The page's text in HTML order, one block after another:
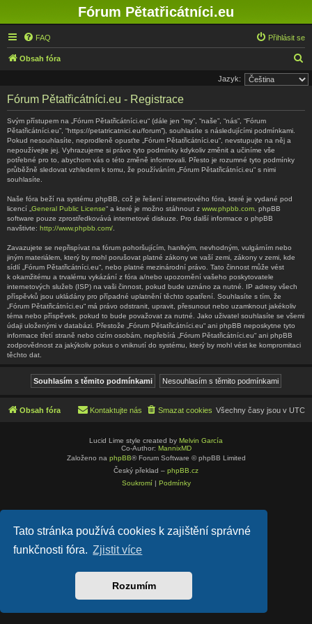
Tato stránka používá cookies k zajištění správné
funkčnosti fóra. Zjistit více
Rozumím
Fórum Pětatřicátníci.eu
FAQ Přihlásit se
Obsah fóra
l
Jazyk:
Fórum Pětatřicátníci.eu - Registrace
Svým přístupem na „Fórum Pětatřicátníci.eu“ (dále jen “my”, “naše”, “nás”, “Fórum
Pětatřicátníci.eu”, “https://petatricatnici.eu/forum”), souhlasíte s následujícími podmínkami.
Pokud nesouhlasíte, neprodleně opusťte „Fórum Pětatřicátníci.eu“, nevstupujte na něj a
nepoužívejte jej. Vyhrazujeme si právo tyto podmínky kdykoliv změnit a učiníme vše
potřebné pro to, abychom vás o této změně informovali. Přesto je rozumné tyto podmínky
průběžně sledovat vzhledem k tomu, že používáním „Fórum Pětatřicátníci.eu“ s nimi
souhlasíte.
Naše fóra beží na systému phpBB, což je řešení internetového fóra, které je vydané pod
licencí „ General Public License“ a které je možno stáhnout z www.phpbb.com . phpBB
software pouze zprostředkovává internetové diskuze. Pro další informace o phpBB
navštivte: http://www.phpbb.com/
Zavazujete se nepřispívat na fórum pohoršujícím, hanlivým, nevhodným, vulgárním nebo
jiným materiálem, který by mohl porušovat platné zákony ve vaší zemi, zákony v zemi, kde
sídlí „Fórum Pětatřicátníci.eu“, nebo platné mezinárodní právo. Tato činnost může vést
k okamžitému a trvalému vykázání z fóra a/nebo upozornění vašeho poskytovatele
internetových služeb (ISP) na vaši činnost, pokud bude uznáno za nutné. IP adresy všech
příspěvků jsou ukládány pro případné uplatnění těchto opatření. Souhlasíte s tím, že
„Fórum Pětatřicátníci.eu“ má právo odstranit, upravit, přesunout nebo uzamknout jakékoliv
téma nebo příspěvek, pokud to bude považovat za nutné. Jako uživatel souhlasíte se všemi
údaji uloženými v databázi. Přestože „Fórum Pětatřicátníci.eu“ ani phpBB neposkytne tyto
informace třetí straně nebo cizím osobám, nepřebírá „Fórum Pětatřicátníci.eu“ ani phpBB
zodpovědnost za jakýkoliv pokus o vniknutí do systému, který by mohl vést ke kompromitaci
těchto dat.
Obsah fóra Všechny časy jsou v UTC
Smazat cookies
Kontaktujte nás
Lucid Lime style created by Melvin García
Co-Author: MannixMD
Založeno na phpBB® Forum Software © phpBB Limited
Český překlad – phpBB.cz
Soukromí| Podmínky